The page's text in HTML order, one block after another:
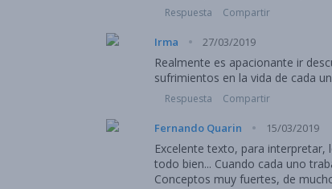
Respuesta Compartir
Irma · 27/03/2019
Realmente es apacionante ir descubriendo en
sufrimientos en la vida de cada
Respuesta Compartir
Fernando Quarin · 15/03/2019
Excelente texto, para interpretar,
todo bien... Cuando cada uno
Conceptos muy fuertes, de